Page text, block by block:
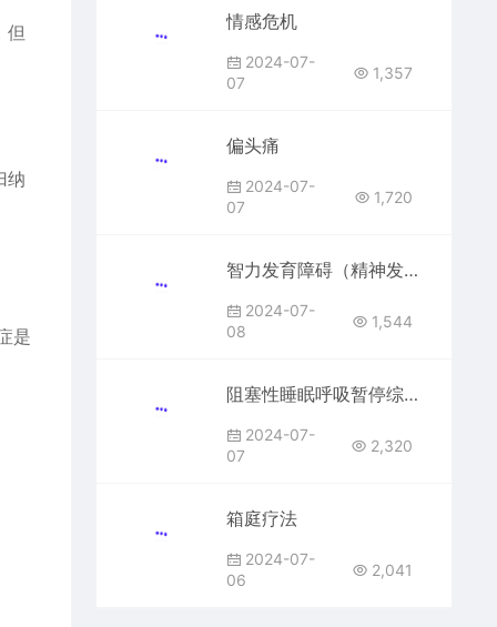
但
纳
是
情感危机
2024-07-
07
1,357
偏头痛
2024-07-
07
1,720
智力发育障碍（精神发育迟滞）
2024-07-
08
1,544
阻塞性睡眠呼吸暂停综合征
2024-07-
07
2,320
箱庭疗法
2024-07-
06
2,041